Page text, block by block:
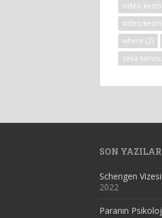
video
video
where (2)
zeka sorusu
SON YAZILAR
Schengen
2022
Paranın